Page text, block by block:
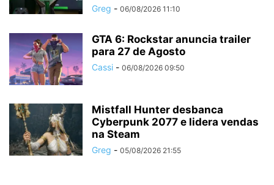
Greg - 06/08/2026 11:10
GTA 6: Rockstar anuncia trailer
para 27 de Agosto
Cassi - 06/08/2026 09:50
Mistfall Hunter desbanca
Cyberpunk 2077 e lidera vendas
na Steam
Greg - 05/08/2026 21:55